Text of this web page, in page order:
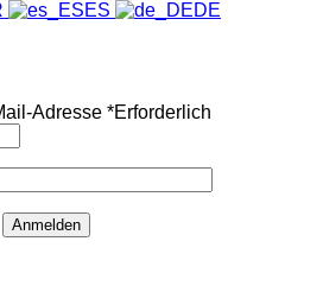
ES DE
Adresse *Erforderlich
Anmelden